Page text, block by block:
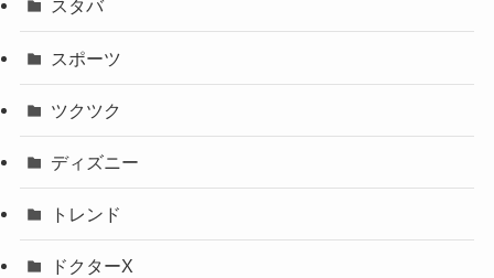
スタバ
スポーツ
ツクツク
ディズニー
トレンド
ドクターX